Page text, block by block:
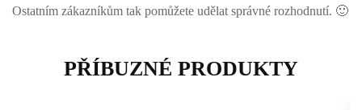
Ostatním zákazníkům tak pomůžete udělat správné rozhodnutí. 🙂
PŘÍBUZNÉ PRODUKTY